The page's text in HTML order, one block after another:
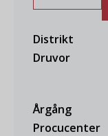
Distrikt
Druvor
Årgång
Procucenter